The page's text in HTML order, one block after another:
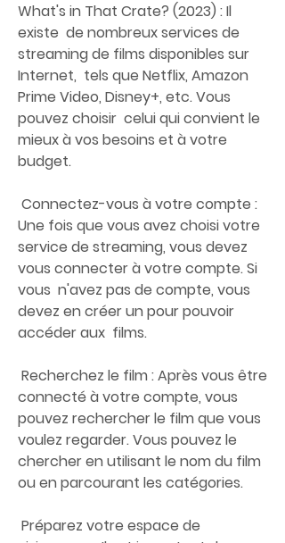
What's in That Crate? (2023) : Il
existe  de nombreux services de
streaming de films disponibles sur
Internet,  tels que Netflix, Amazon
Prime Video, Disney+, etc. Vous
pouvez choisir  celui qui convient le
mieux à vos besoins et à votre
budget.
Une fois que vous avez choisi votre
service de streaming, vous devez
vous connecter à votre compte. Si
vous  n'avez pas de compte, vous
devez en créer un pour pouvoir
accéder aux  films.
connecté à votre compte, vous
pouvez rechercher le film que vous
voulez regarder. Vous pouvez le
chercher en utilisant le nom du film
ou en parcourant les catégories.